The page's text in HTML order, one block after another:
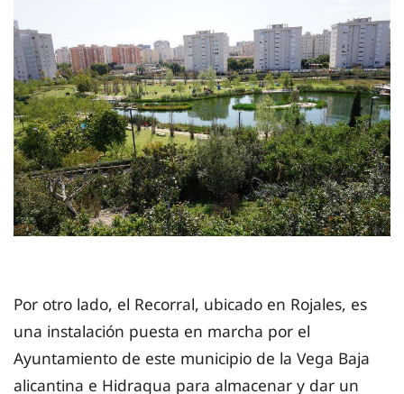
Por otro lado, el Recorral, ubicado en Rojales, es
una instalación puesta en marcha por el
Ayuntamiento de este municipio de la Vega Baja
alicantina e Hidraqua para almacenar y dar un